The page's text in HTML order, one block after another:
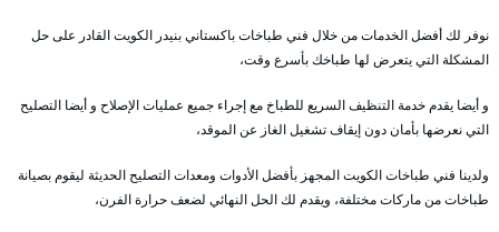
نوفر لك أفضل الخدمات من خلال فني طباخات باكستاني بنيدر الكويت القادر على حل
المشكلة التي يتعرض لها طباخك بأسرع وقت،
و أيضا يقدم خدمة التنظيف السريع للطباخ مع إجراء جميع عمليات الإصلاح و أيضا التصليح
التي نعرضها بأمان دون إيقاف تشغيل الغاز عن الموقد،
ولدينا فني طباخات الكويت المجهز بأفضل الأدوات ومعدات التصليح الحديثة ليقوم بصيانة
طباخات من ماركات مختلفة، ويقدم لك الحل النهائي لضعف حرارة الفرن،